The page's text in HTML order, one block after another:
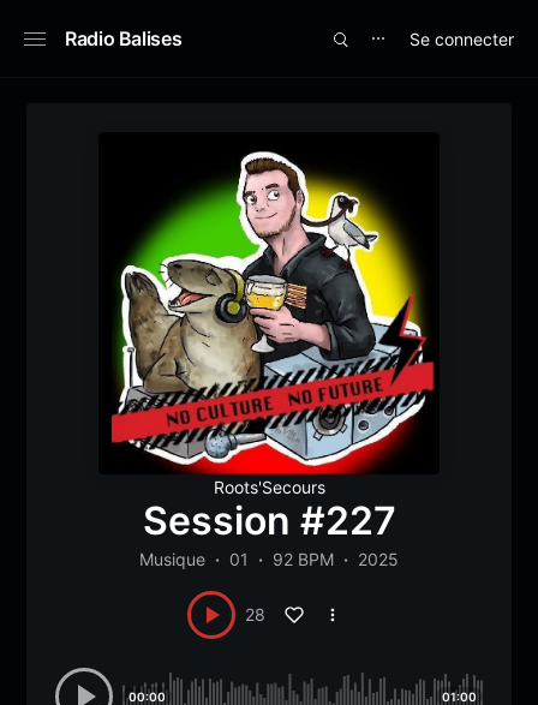
Radio Balises ⋯ Se connecter
Roots'Secours
Session #227
Musique 01 92 BPM 2025
28
00:00 01:00